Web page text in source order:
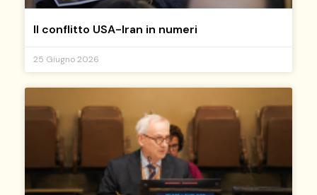
Il conflitto USA-Iran in numeri
25 Giugno 2026